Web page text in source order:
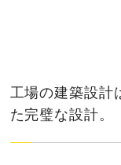
工場の建築設計
た完璧な設計。